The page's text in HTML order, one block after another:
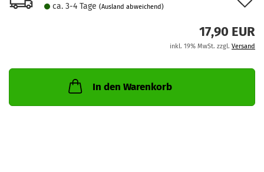
ca. 3-4 Tage (Ausland abweichend)
17,90 EUR
inkl. 19% MwSt. zzgl. Versand
In den Warenkorb